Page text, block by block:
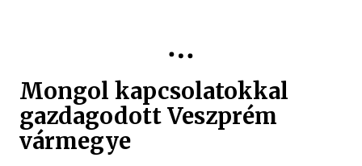
Mongol kapcsolatokkal
gazdagodott Veszprém
vármegye